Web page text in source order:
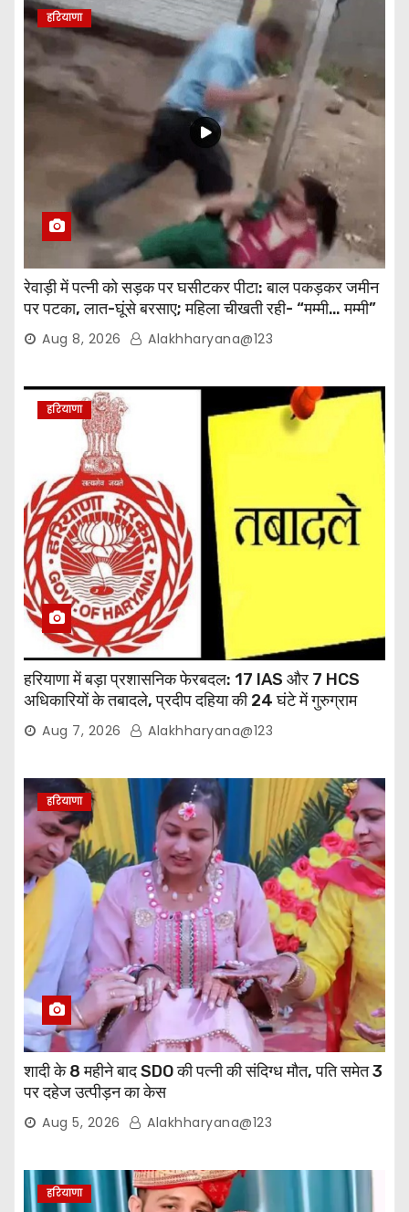
हरियाणा
रेवाड़ी में पत्नी को सड़क पर घसीटकर पीटा: बाल पकड़कर जमीन
पर पटका, लात-घूंसे बरसाए; महिला चीखती रही- “मम्मी… मम्मी”
Aug 8, 2026 Alakhharyana@123
हरियाणा
हरियाणा में बड़ा प्रशासनिक फेरबदल: 17 IAS और 7 HCS
अधिकारियों के तबादले, प्रदीप दहिया की 24 घंटे में गुरुग्राम
वापसीAug 7, 2026 Alakhharyana@123
हरियाणा
शादी के 8 महीने बाद SDO की पत्नी की संदिग्ध मौत, पति समेत 3
पर दहेज उत्पीड़न का केस
Aug 5, 2026 Alakhharyana@123
हरियाणा